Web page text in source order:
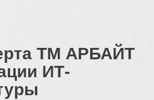
ТМ АРБАЙТ
ИТ-